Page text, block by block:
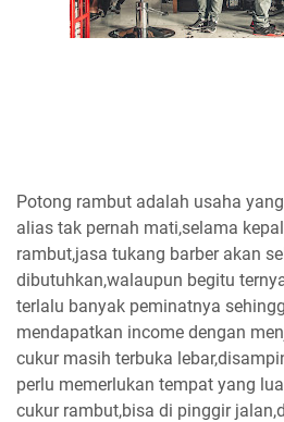
Potong rambut adalah usaha
alias tak pernah mati,selama
rambut,jasa tukang barber akan
dibutuhkan,walaupun begitu
terlalu banyak peminatnya
mendapatkan income dengan
cukur masih terbuka
perlu memerlukan tempat yang
cukur rambut,bisa di pinggir